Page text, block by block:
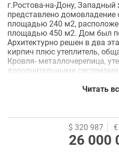
г.Ростова-на-Дону,
представлено домовладение
площадью 240 м2,
площадью 450 м2. Дом был
Архитектурно решен в два
кирпич плюс утеплитель,
Кровля- металлочерепица,
дополнительными системами
фурнитуры REHAU. На
гостиная с окнами "в пол",
втором этаже находятся:
один санузел. Ремонт в доме
использованием
Читать
$ 320 987
26 000